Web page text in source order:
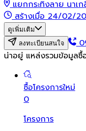
แยกกระทิงลาย นาเก
สร้างเมื่อ 24/02/
ดูเพิ่มเติม
ลงทะเบียนสนใจ
น่าอยู่ แหล่งรวมข้อมูลซื้
ซื้อโครงการใหม่
0
โครงการ